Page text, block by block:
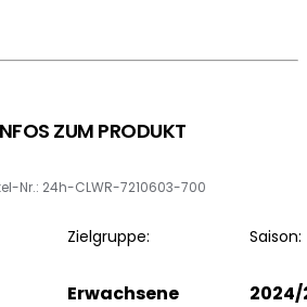
ZUM PRODUKT
Nr.: 24h-CLWR-7210603-700
Zielgruppe:
Erwachsene
Saison:
2024/